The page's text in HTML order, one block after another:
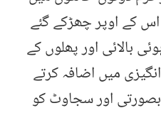
اس کے اوپر چھڑکے گئے
بالائی اور پھلوں کے
میں اضافہ کرتے
اور سجاوٹ کو